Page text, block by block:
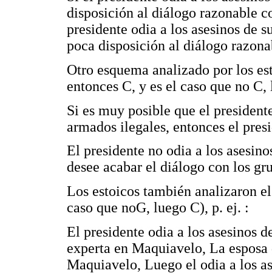
disposición al diálogo razonable
presidente odia a los asesinos de
poca disposición al diálogo
Otro esquema analizado por los
entonces C, y es el caso que no
Si es muy posible que el
armados ilegales, entonces el
El presidente no odia a los
desee acabar el diálogo con los
Los estoicos también analizaron
caso que noG, luego C), p. ej. :
El presidente odia a los asesinos
experta en Maquiavelo, La
Maquiavelo, Luego el odia a los